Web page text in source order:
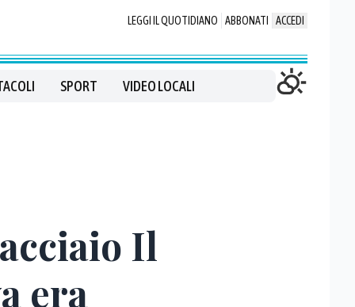
LEGGI IL QUOTIDIANO ABBONATI ACCEDI
SPORT VIDEO LOCALI
Il
era